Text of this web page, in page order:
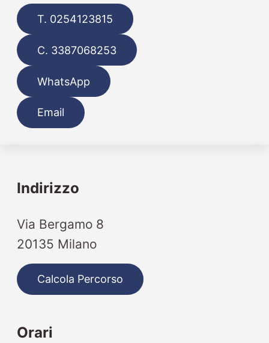
T. 0254123815
C. 3387068253
WhatsApp
Email
Indirizzo
Via Bergamo 8
20135 Milano
Calcola Percorso
Orari